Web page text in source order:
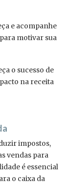
e acompanhe
motivar sua
o sucesso de
na receita
impostos,
vendas para
é essencial
o caixa da